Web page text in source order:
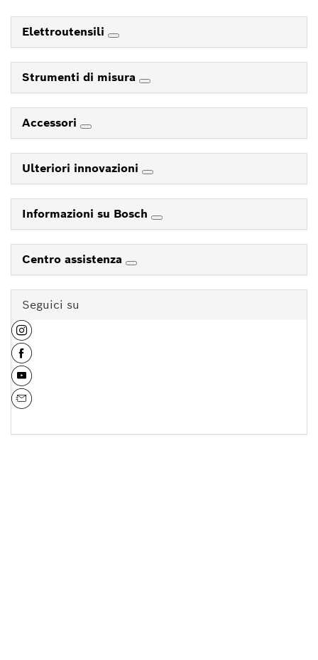
Elettroutensili
Strumenti di misura
Accessori
Ulteriori innovazioni
Informazioni su Bosch
Centro assistenza
Seguici su